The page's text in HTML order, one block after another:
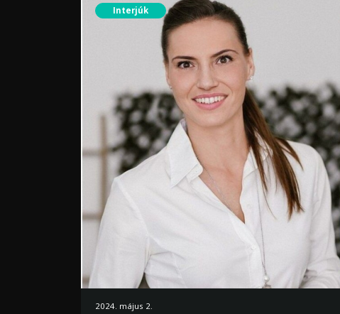
Interjúk
2024. május 2.